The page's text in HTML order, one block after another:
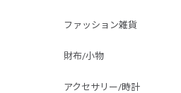
ファッション雑貨
財布/小物
アクセサリー/時計
THE DUFFER OF ST.GEORGE
プリントTシャツ